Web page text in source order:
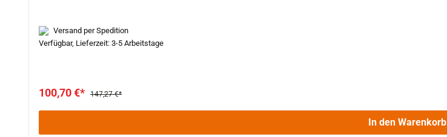
Versand per Spedition
Verfügbar, Lieferzeit: 3-5 Arbeitstage
100,70 €* 147,27 €*
In den Warenkorb